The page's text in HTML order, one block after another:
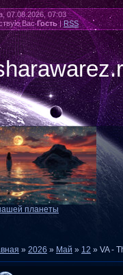
07.08.2026, 07:03
Вас Гость|RSS
планеты
» 2026 » Май » 12 » VA -